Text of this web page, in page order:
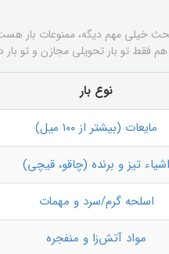
خیلی مهم دیگه، ممنوعات بار هست.
فقط تو بار تحویلی مجازن و تو
نوع بار
مایعات (بیشتر از ۱۰۰ میل)
اشیاء تیز و برنده (چاقو، قیچی)
اسلحه گرم/سرد و مهمات
مواد آتش‌زا و منفجره